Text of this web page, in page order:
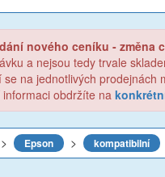
nového ceníku - změna
a nejsou tedy trvale
na jednotlivých
obdržíte na
Epson > kompatibilní